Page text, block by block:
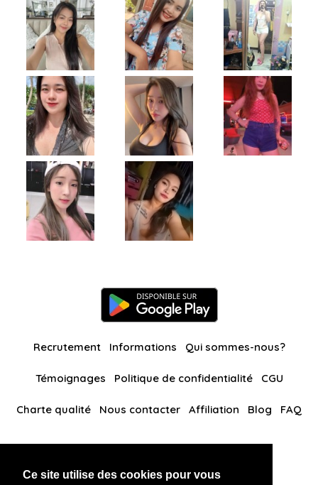
Ce site utilise des cookies pour vous
Recrutement Informations Qui sommes-nous?
Témoignages Politique de confidentialité CGU
Charte qualité Nous contacter Affiliation Blog FAQ